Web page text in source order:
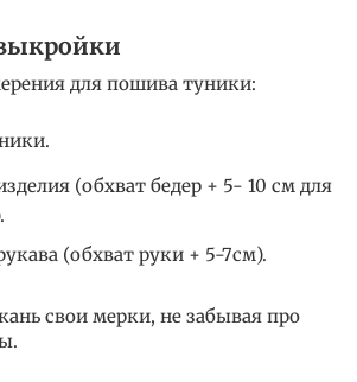
для пошива туники:
(обхват бедер + 5- 10 см для
(обхват руки + 5-7см).
свои мерки, не забывая про